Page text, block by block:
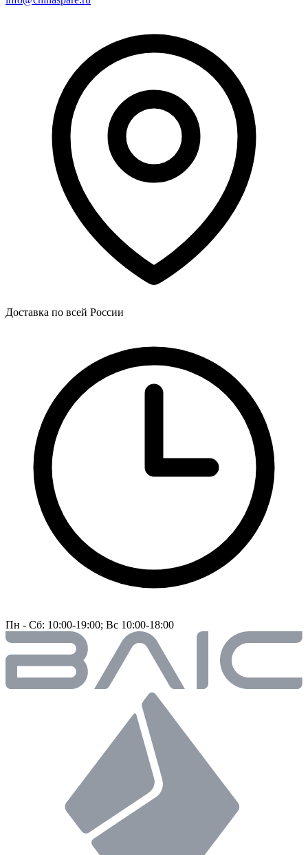
Доставка по всей России
Пн - Сб: 10:00-19:00; Вс 10:00-18:00